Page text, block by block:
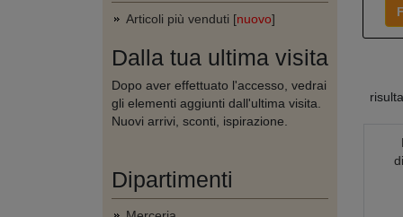
Articoli più venduti [nuovo]
Dalla tua ultima visita
Dopo aver effettuato l'accesso, vedrai
gli elementi aggiunti dall'ultima visita.
Nuovi arrivi, sconti, ispirazione.
Dipartimenti